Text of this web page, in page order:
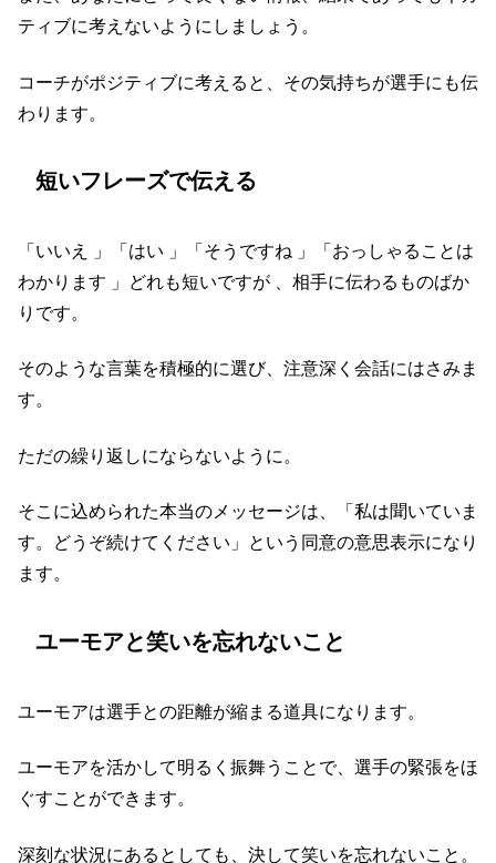
ティブに考えないようにしましょう。
コーチがポジティブに考えると、その気持ちが選手にも伝
わります。
短いフレーズで伝える
「いいえ 」「はい 」「そうですね 」「おっしゃることは
わかります 」どれも短いですが 、相手に伝わるものばか
りです。
そのような言葉を積極的に選び、注意深く会話にはさみま
す。
ただの繰り返しにならないように。
そこに込められた本当のメッセージは、「私は聞いていま
す。どうぞ続けてください」という同意の意思表示になり
ます。
ユーモアと笑いを忘れないこと
ユーモアは選手との距離が縮まる道具になります。
ユーモアを活かして明るく振舞うことで、選手の緊張をほ
ぐすことができます。
深刻な状況にあるとしても、決して笑いを忘れないこと。